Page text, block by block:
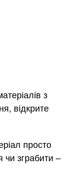
з
відкрите
просто
чи зграбити –